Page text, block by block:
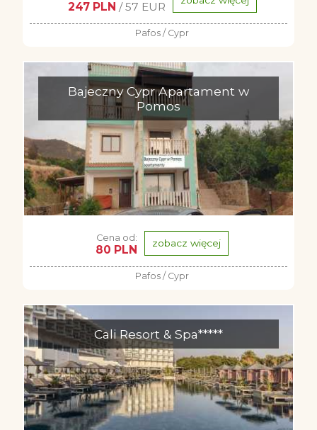
247 PLN / 57 EUR
Pafos / Cypr
Bajeczny Cypr Apartament w
Pomos
Cena od:
80 PLN zobacz więcej
Pafos / Cypr
Cali Resort & Spa*****